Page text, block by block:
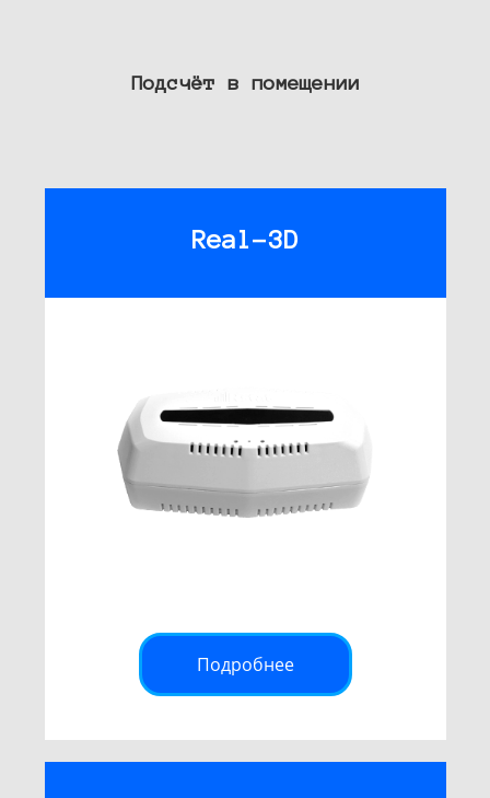
Подсчёт в помещении
Real-3D
Подробнее